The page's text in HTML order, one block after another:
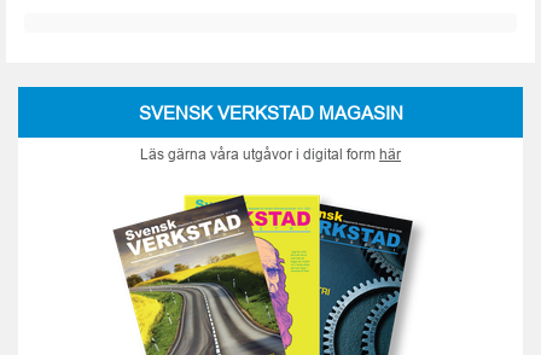
SVENSK VERKSTAD MAGASIN
Läs gärna våra utgåvor i digital form här